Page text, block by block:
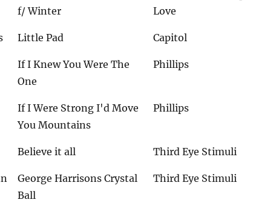
f/ Winter
Love
Little Pad Capitol
If I Knew You Were The
One
Phillips
If I Were Strong I'd Move
You Mountains
Phillips
Believe it all Third Eye Stimuli
George Harrisons Crystal
Ball
Third Eye Stimuli